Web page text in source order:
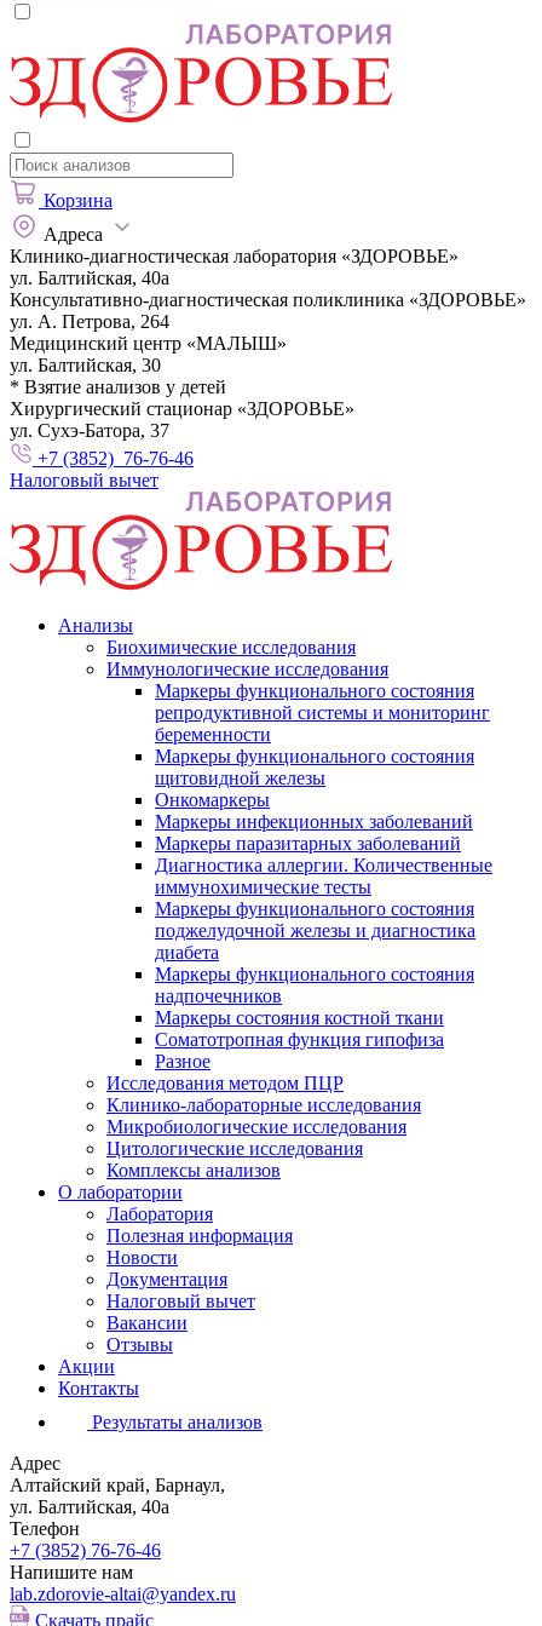
Корзина
Адреса
Клинико-диагностическая лаборатория «ЗДОРОВЬЕ»
ул. Балтийская, 40а
Консультативно-диагностическая поликлиника «ЗДОРОВЬЕ»
ул. А. Петрова, 264
Медицинский центр «МАЛЫШ»
ул. Балтийская, 30
* Взятие анализов у детей
Хирургический стационар «ЗДОРОВЬЕ»
ул. Сухэ-Батора, 37
+7 (3852) 76-76-46
Налоговый вычет
Анализы
Биохимические исследования
Иммунологические исследования
Маркеры функционального состояния
репродуктивной системы и мониторинг
беременности
Маркеры функционального состояния
щитовидной железы
Онкомаркеры
Маркеры инфекционных заболеваний
Маркеры паразитарных заболеваний
Диагностика аллергии. Количественные
иммунохимические тесты
Маркеры функционального состояния
поджелудочной железы и диагностика
диабета
Маркеры функционального состояния
надпочечников
Маркеры состояния костной ткани
Соматотропная функция гипофиза
Разное
Исследования методом ПЦР
Клинико-лабораторные исследования
Микробиологические исследования
Цитологические исследования
Комплексы анализов
О лаборатории
Лаборатория
Полезная информация
Новости
Документация
Налоговый вычет
Вакансии
Отзывы
Акции
Контакты
Результаты анализов
Адрес
Алтайский край, Барнаул,
ул. Балтийская, 40а
Телефон
+7 (3852) 76-76-46
Напишите нам
lab.zdorovie-altai@yandex.ru
Скачать прайс